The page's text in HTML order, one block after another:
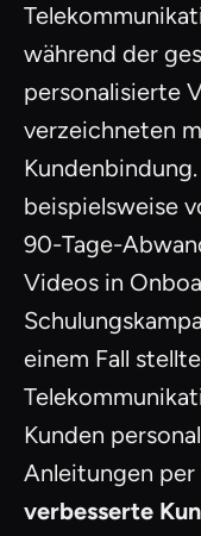
während der
personalisierte
verzeichneten
beispielsweise
90-Tage-
Videos in
einem Fall
Kunden
Anleitungen
verbesserte